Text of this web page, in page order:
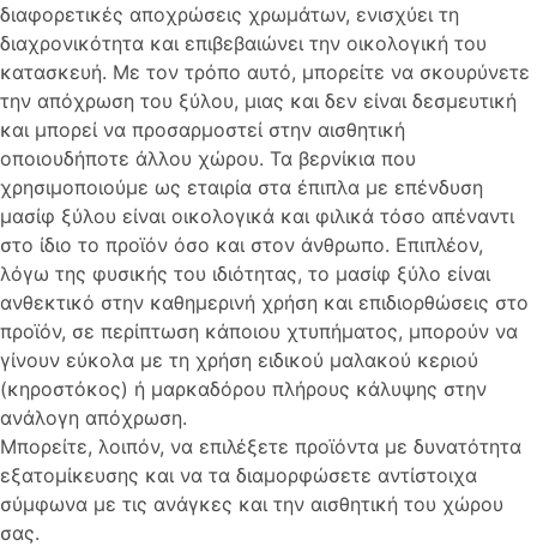
διαφορετικές αποχρώσεις χρωμάτων, ενισχύει τη
διαχρονικότητα και επιβεβαιώνει την οικολογική του
κατασκευή. Με τον τρόπο αυτό, μπορείτε να σκουρύνετε
την απόχρωση του ξύλου, μιας και δεν είναι δεσμευτική
και μπορεί να προσαρμοστεί στην αισθητική
οποιουδήποτε άλλου χώρου. Τα βερνίκια που
χρησιμοποιούμε ως εταιρία στα έπιπλα με επένδυση
μασίφ ξύλου είναι οικολογικά και φιλικά τόσο απέναντι
στο ίδιο το προϊόν όσο και στον άνθρωπο. Επιπλέον,
λόγω της φυσικής του ιδιότητας, το μασίφ ξύλο είναι
ανθεκτικό στην καθημερινή χρήση και επιδιορθώσεις στο
προϊόν, σε περίπτωση κάποιου χτυπήματος, μπορούν να
γίνουν εύκολα με τη χρήση ειδικού μαλακού κεριού
(κηροστόκος) ή μαρκαδόρου πλήρους κάλυψης στην
ανάλογη απόχρωση.
Μπορείτε, λοιπόν, να επιλέξετε προϊόντα με δυνατότητα
εξατομίκευσης και να τα διαμορφώσετε αντίστοιχα
σύμφωνα με τις ανάγκες και την αισθητική του χώρου
σας.